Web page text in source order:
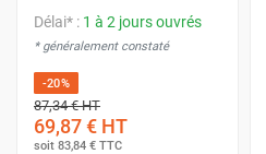
Délai* : 1 à 2 jours ouvrés
* généralement constaté
-20%
87,34 €HT
69,87 € HT
soit 83,84 € TTC